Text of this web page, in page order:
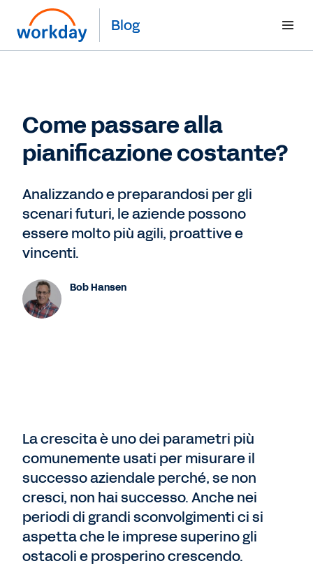
Blog
Come passare alla
pianificazione costante?
Analizzando e preparandosi per gli
scenari futuri, le aziende possono
essere molto più agili, proattive e
vincenti.
Bob Hansen
La crescita è uno dei parametri più
comunemente usati per misurare il
successo aziendale perché, se non
cresci, non hai successo. Anche nei
periodi di grandi sconvolgimenti ci si
aspetta che le imprese superino gli
ostacoli e prosperino crescendo.